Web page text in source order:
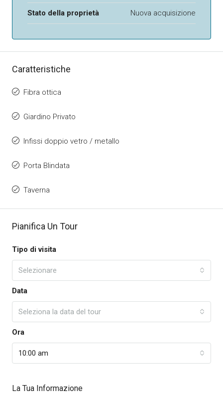
Stato della proprietà Nuova acquisizione
Caratteristiche
Fibra ottica
Giardino Privato
Infissi doppio vetro / metallo
Porta Blindata
Taverna
Pianifica Un Tour
Tipo di visita
Selezionare
Data
Seleziona la data del tour
Ora
10:00 am
La Tua Informazione